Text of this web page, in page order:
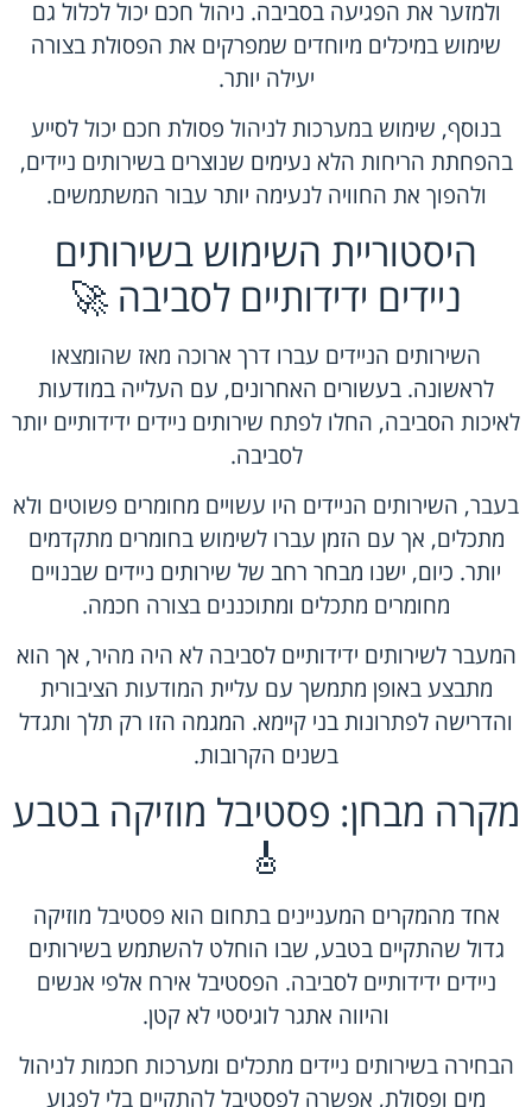
ולמזער את הפגיעה בסביבה. ניהול חכם יכול לכלול גם
שימוש במיכלים מיוחדים שמפרקים את הפסולת בצורה
יעילה יותר.
בנוסף, שימוש במערכות לניהול פסולת חכם יכול לסייע
בהפחתת הריחות הלא נעימים שנוצרים בשירותים ניידים,
ולהפוך את החוויה לנעימה יותר עבור המשתמשים.
היסטוריית השימוש בשירותים
ניידים ידידותיים לסביבה 🚀
השירותים הניידים עברו דרך ארוכה מאז שהומצאו
לראשונה. בעשורים האחרונים, עם העלייה במודעות
לאיכות הסביבה, החלו לפתח שירותים ניידים ידידותיים יותר
לסביבה.
בעבר, השירותים הניידים היו עשויים מחומרים פשוטים ולא
מתכלים, אך עם הזמן עברו לשימוש בחומרים מתקדמים
יותר. כיום, ישנו מבחר רחב של שירותים ניידים שבנויים
מחומרים מתכלים ומתוכננים בצורה חכמה.
המעבר לשירותים ידידותיים לסביבה לא היה מהיר, אך הוא
מתבצע באופן מתמשך עם עליית המודעות הציבורית
והדרישה לפתרונות בני קיימא. המגמה הזו רק תלך ותגדל
בשנים הקרובות.
מקרה מבחן: פסטיבל מוזיקה בטבע
🎸
אחד מהמקרים המעניינים בתחום הוא פסטיבל מוזיקה
גדול שהתקיים בטבע, שבו הוחלט להשתמש בשירותים
ניידים ידידותיים לסביבה. הפסטיבל אירח אלפי אנשים
והיווה אתגר לוגיסטי לא קטן.
הבחירה בשירותים ניידים מתכלים ומערכות חכמות לניהול
מים ופסולת, אפשרה לפסטיבל להתקיים בלי לפגוע